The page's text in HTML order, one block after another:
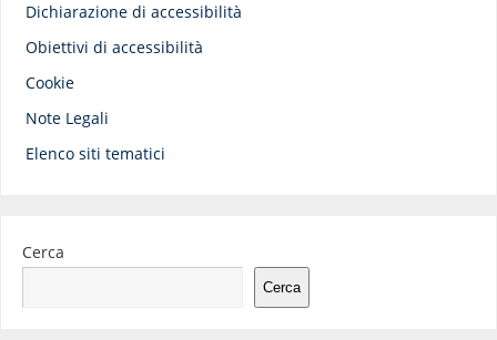
Dichiarazione di accessibilità
Obiettivi di accessibilità
Cookie
Note Legali
Elenco siti tematici
Cerca
Cerca